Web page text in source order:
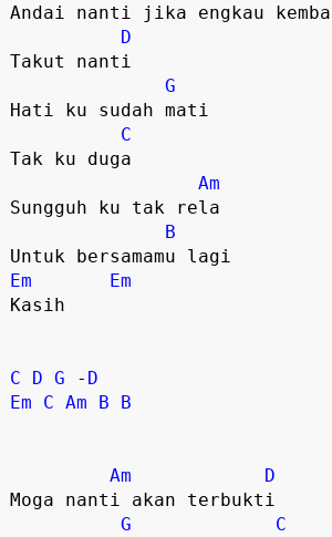
Andai nanti jika engkau
D
Takut nanti
G
Hati ku sudah mati
C
Tak ku duga
Am
Sungguh ku tak rela
B
Em
Em
Kasih
C D G - D
Em
C Am B B
Am
D
Moga nanti akan terbukti
G
C